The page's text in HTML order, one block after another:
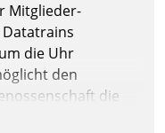
Mitglieder-
die Uhr
den
die
Tablet oder PC.